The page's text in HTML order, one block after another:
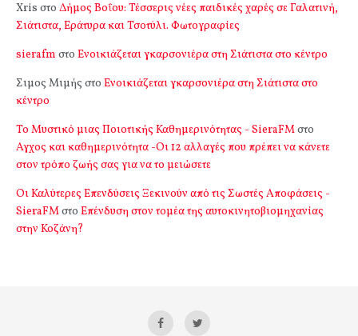
Xris στο Δήμος Βοΐου: Τέσσερις νέες παιδικές χαρές σε Γαλατινή,
Σιάτιστα, Εράτυρα και Τσοτύλι. Φωτογραφίες
sierafm στο Ενοικιάζεται γκαρσονιέρα στη Σιάτιστα στο κέντρο
Σιμος Μιμής στο Ενοικιάζεται γκαρσονιέρα στη Σιάτιστα στο
κέντρο
Το Μυστικό μιας Ποιοτικής Καθημερινότητας - SieraFMστο
Αγχος και καθημερινότητα -Οι 12 αλλαγές που πρέπει να κάνετε
στον τρόπο ζωής σας για να το μειώσετε
Οι Καλύτερες Επενδύσεις Ξεκινούν από τις Σωστές Αποφάσεις -
SieraFMστο Επένδυση στον τομέα της αυτοκινητοβιομηχανίας
στην Κοζάνη?